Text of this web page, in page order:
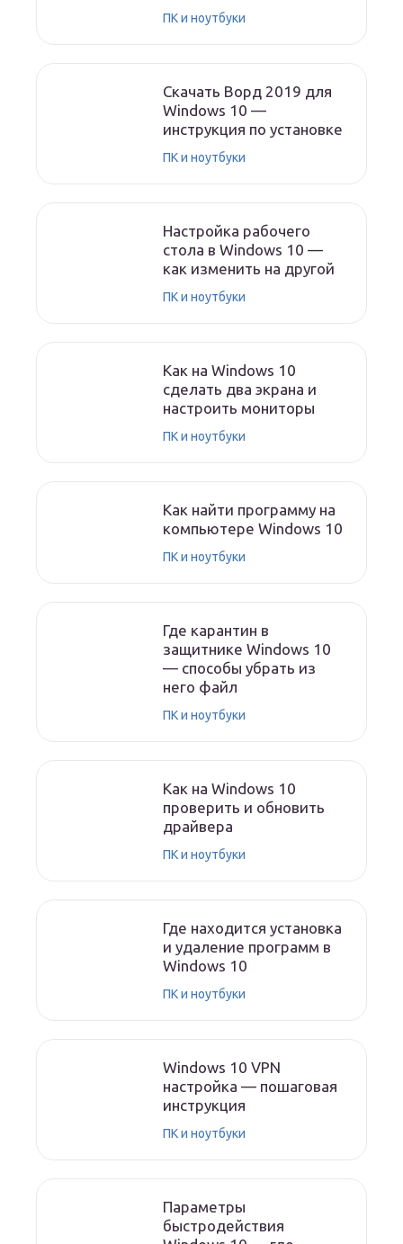
ПК и ноутбуки
Скачать Ворд 2019 для
Windows 10 —
инструкция по установке
ПК и ноутбуки
Настройка рабочего
стола в Windows 10 —
как изменить на другой
ПК и ноутбуки
Как на Windows 10
сделать два экрана и
настроить мониторы
ПК и ноутбуки
Как найти программу на
компьютере Windows 10
ПК и ноутбуки
Где карантин в
защитнике Windows 10
— способы убрать из
него файл
ПК и ноутбуки
Как на Windows 10
проверить и обновить
драйвера
ПК и ноутбуки
Где находится установка
и удаление программ в
Windows 10
ПК и ноутбуки
Windows 10 VPN
настройка — пошаговая
инструкция
ПК и ноутбуки
Параметры
быстродействия